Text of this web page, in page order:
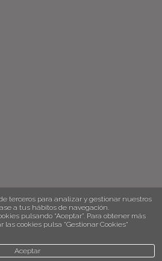
terceros para analizar y gestionar nuestros
a tus hábitos de navegación.
pulsando “Aceptar”. Para obtener más
cookies pulsa “Gestionar Cookies“
Aceptar